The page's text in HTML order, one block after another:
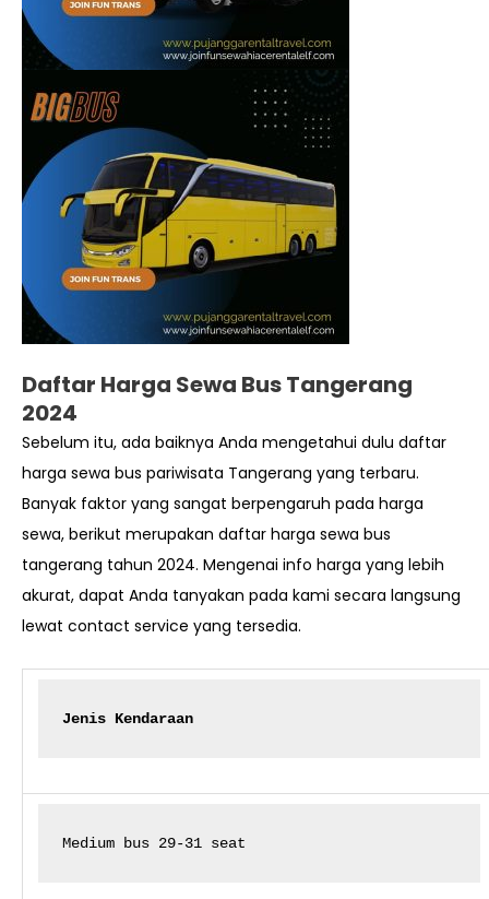
Daftar Harga Sewa Bus Tangerang
2024
Sebelum itu, ada baiknya Anda mengetahui dulu daftar
harga sewa bus pariwisata Tangerang yang terbaru.
Banyak faktor yang sangat berpengaruh pada harga
sewa, berikut merupakan daftar harga sewa bus
tangerang tahun 2024. Mengenai info harga yang lebih
akurat, dapat Anda tanyakan pada kami secara langsung
lewat contact service yang tersedia.
Jenis Kendaraan
Medium bus 29-31 seat